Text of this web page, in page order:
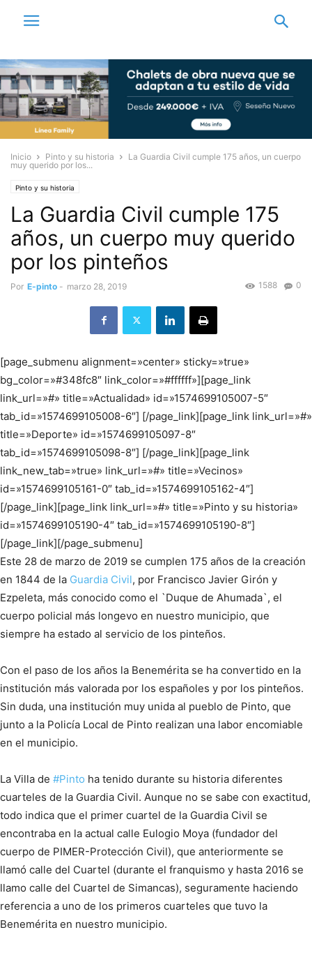
Inicio Pinto y su historia
La Guardia Civil cumple 175 años, un cuerpo
muy querido por los...
Pinto y su historia
La Guardia Civil cumple 175
años, un cuerpo muy querido
por los pinteños
Por E-pinto - marzo 28, 2019 0
1588
[page_submenu alignment=»center» sticky=»true»
bg_color=»#348fc8″ link_color=»#ffffff»][page_link
link_url=»#» title=»Actualidad» id=»1574699105007-5″
tab_id=»1574699105008-6″] [/page_link][page_link link_url=»#»
title=»Deporte» id=»1574699105097-8″
tab_id=»1574699105098-8″] [/page_link][page_link
link_new_tab=»true» link_url=»#» title=»Vecinos»
id=»1574699105161-0″ tab_id=»1574699105162-4″]
[/page_link][page_link link_url=»#» title=»Pinto y su historia»
id=»1574699105190-4″ tab_id=»1574699105190-8″]
[/page_link][/page_submenu]
Este 28 de marzo de 2019 se cumplen 175 años de la creación
en 1844 de la Guardia Civil, por Francisco Javier Girón y
Ezpeleta, más conocido como el `Duque de Ahumada`, el
cuerpo policial más longevo en nuestro municipio, que
siempre ha estado al servicio de los pinteños.
Con el paso de los años la Benemérita se ha convertido en la
institución más valorada por los españoles y por los pinteños.
Sin duda, una institución muy unida al pueblo de Pinto, que
junto a la Policía Local de Pinto realizan una labor encomiable
en el municipio.
La Villa de #Pinto ha tenido durante su historia diferentes
cuarteles de la Guardia Civil. Aunque no se sabe con exactitud,
todo indica que el primer cuartel de la Guardia Civil se
encontraba en la actual calle Eulogio Moya (fundador del
cuerpo de PIMER-Protección Civil), que anteriormente se
llamó calle del Cuartel (durante el franquismo y hasta 2016 se
llamo calle del Cuartel de Simancas), seguramente haciendo
referencia a uno de los primeros cuarteles que tuvo la
Benemérita en nuestro municipio.